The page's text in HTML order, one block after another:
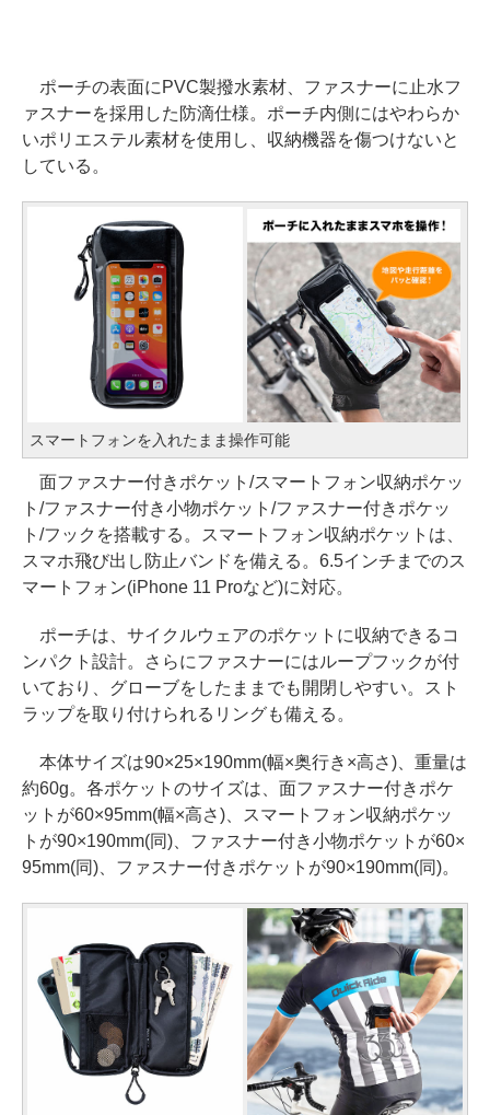
ポーチの表面にPVC製撥水素材、ファスナーに止水フ
ァスナーを採用した防滴仕様。ポーチ内側にはやわらか
いポリエステル素材を使用し、収納機器を傷つけないと
している。
スマートフォンを入れたまま操作可能
面ファスナー付きポケット/スマートフォン収納ポケッ
ト/ファスナー付き小物ポケット/ファスナー付きポケッ
ト/フックを搭載する。スマートフォン収納ポケットは、
スマホ飛び出し防止バンドを備える。6.5インチまでのス
マートフォン(iPhone 11 Proなど)に対応。
ポーチは、サイクルウェアのポケットに収納できるコ
ンパクト設計。さらにファスナーにはループフックが付
いており、グローブをしたままでも開閉しやすい。スト
ラップを取り付けられるリングも備える。
本体サイズは90×25×190mm(幅×奥行き×高さ)、重量は
約60g。各ポケットのサイズは、面ファスナー付きポケ
ットが60×95mm(幅×高さ)、スマートフォン収納ポケッ
トが90×190mm(同)、ファスナー付き小物ポケットが60×
95mm(同)、ファスナー付きポケットが90×190mm(同)。